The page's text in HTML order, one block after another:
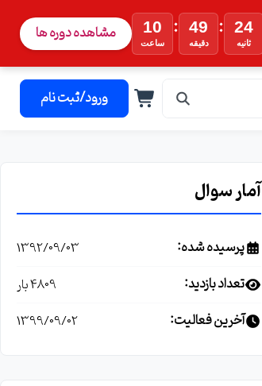
10
ساعت
: 49
دقیقه
: 24
ثانیه مشاهده دوره ها
ورود/ثبت نام
آمار سوال
پرسیده شده: 1392/09/03
تعداد بازدید: 4809 بار
آخرین فعالیت: 1399/09/02